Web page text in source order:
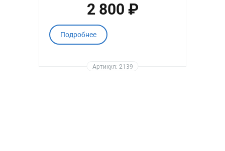
2 800 ₽
Подробнее
Артикул: 2139